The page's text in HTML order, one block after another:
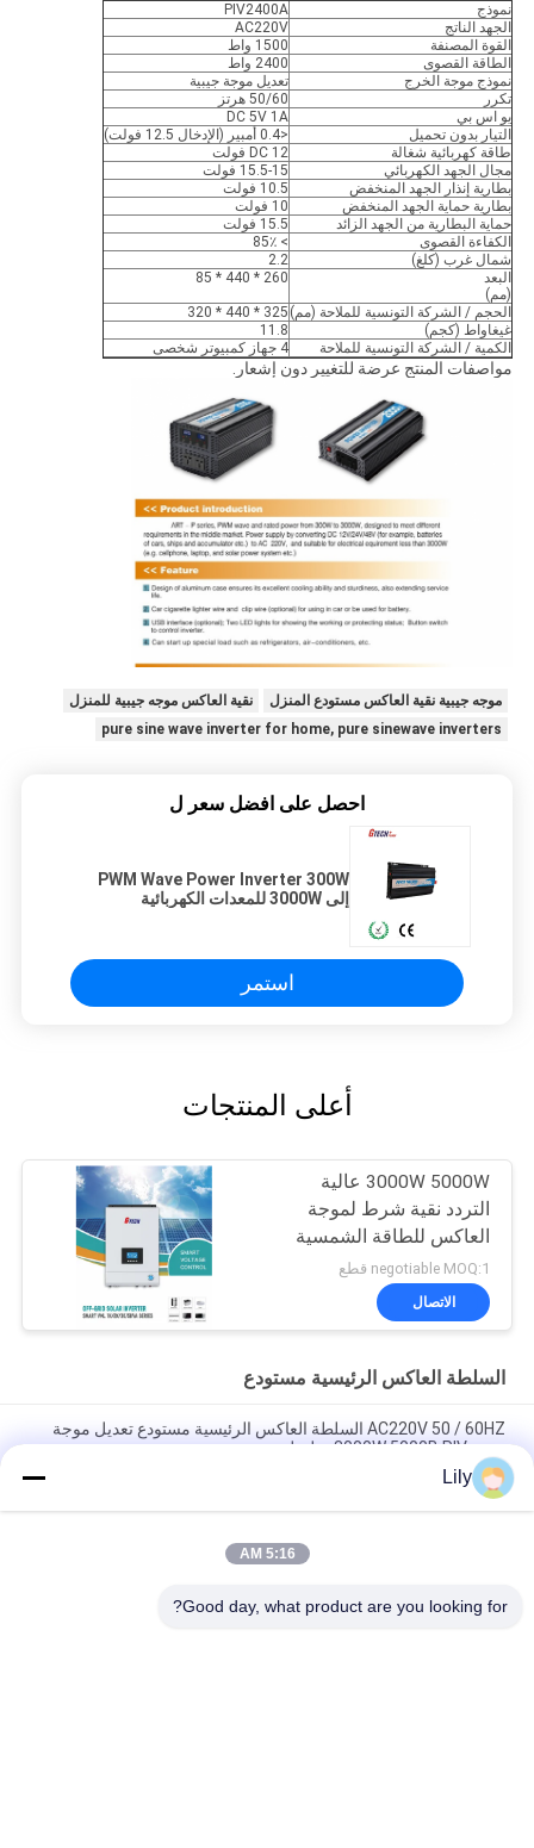
نموذج
PIV2400A
الجهد الناتج
AC220V
القوة المصنفة
1500 واط
الطاقة القصوى
2400 واط
نموذج موجة الخرج
تعديل موجة جيبية
تكرر
50/60 هرتز
يو اس بي
DC 5V 1A
التيار بدون تحميل
<0.4 أمبير (الإدخال 12.5 فولت)
طاقة كهربائية شغالة
DC 12 فولت
مجال الجهد الكهربائي
15.5-15 فولت
بطارية إنذار الجهد المنخفض
10.5 فولت
بطارية حماية الجهد المنخفض
10 فولت
حماية البطارية من الجهد الزائد
15.5 فولت
الكفاءة القصوى
> 85٪
شمال غرب (كلغ)
2.2
البعد
(مم)
260 * 440 * 85
الحجم / الشركة التونسية للملاحة (مم) 325 * 440 * 320
غيغاواط (كجم)
11.8
الكمية / الشركة التونسية للملاحة
4 جهاز كمبيوتر شخصى
مواصفات المنتج عرضة للتغيير دون إشعار.
موجه جيبية نقية العاكس مستودع المنزل
نقية العاكس موجه جيبية للمنزل
pure sine wave inverter for home, pure sinewave inverters
احصل على افضل سعر ل
PWM Wave Power Inverter 300W
إلى 3000W للمعدات الكهربائية
استمر
أعلى المنتجات
3000W 5000W عالية
التردد نقية شرط لموجة
العاكس للطاقة الشمسية
مع MPPT
negotiable MOQ:1 قطع
الاتصال
السلطة العاكس الرئيسية مستودع
AC220V 50 / 60HZ السلطة العاكس الرئيسية مستودع تعديل موجة
جيبية 3000W 5000B PIV سلسلة
XL سلسلة الصرفة موجة جيبية العاكس مستودع المنزل ، العاكس
للاستخدام المنزلي
Lily
5:16 AM
Good day, what product are you looking for?